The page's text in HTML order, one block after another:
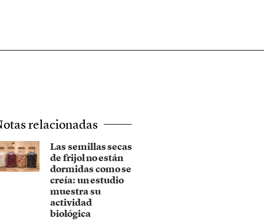
relacionadas
Las semillas secas
de frijol no están
dormidas como se
creía: un estudio
muestra su
actividad
biológica